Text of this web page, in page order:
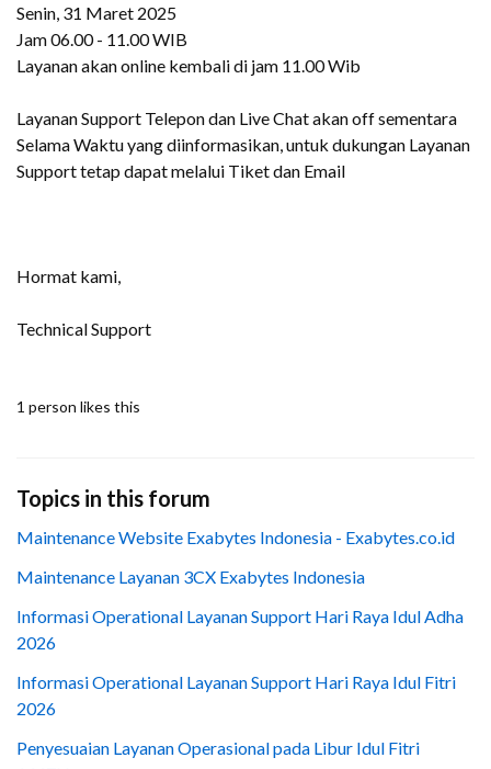
Senin, 31 Maret 2025
Jam 06.00 - 11.00 WIB
Layanan akan online kembali di jam 11.00 Wib
Layanan Support Telepon dan Live Chat akan off sementara
Selama Waktu yang diinformasikan, untuk dukungan Layanan
Support tetap dapat melalui Tiket dan Email
Hormat kami,
Technical Support
1 person likes this
Topics in this forum
Maintenance Website Exabytes Indonesia - Exabytes.co.id
Maintenance Layanan 3CX Exabytes Indonesia
Informasi Operational Layanan Support Hari Raya Idul Adha
2026
Informasi Operational Layanan Support Hari Raya Idul Fitri
2026
Penyesuaian Layanan Operasional pada Libur Idul Fitri